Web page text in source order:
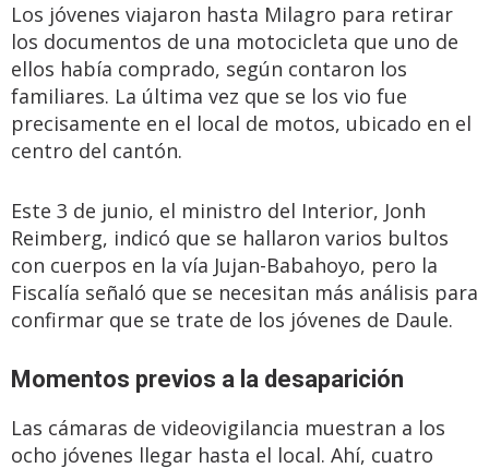
Los jóvenes viajaron hasta Milagro para retirar
los documentos de una motocicleta que uno de
ellos había comprado, según contaron los
familiares. La última vez que se los vio fue
precisamente en el local de motos, ubicado en el
centro del cantón.
Este 3 de junio, el ministro del Interior, Jonh
Reimberg, indicó que se hallaron varios bultos
con cuerpos en la vía Jujan-Babahoyo, pero la
Fiscalía señaló que se necesitan más análisis para
confirmar que se trate de los jóvenes de Daule.
Momentos previos a la desaparición
Las cámaras de videovigilancia muestran a los
ocho jóvenes llegar hasta el local. Ahí, cuatro